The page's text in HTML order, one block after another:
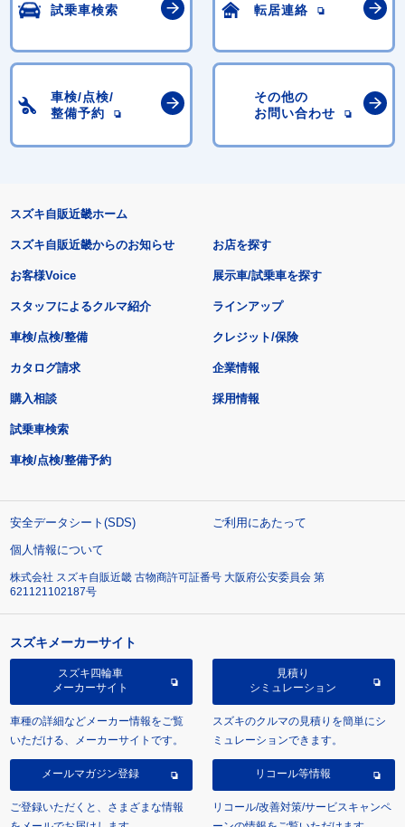
試乗車検索 転居連絡
車検/点検/
整備予約
その他の
お問い合わせ
スズキ自販近畿ホーム
スズキ自販近畿からのお知らせ
お客様Voice
スタッフによるクルマ紹介
お店を探す
展示車/試乗車を探す
ラインアップ
車検/点検/整備 クレジット/保険
カタログ請求
購入相談
試乗車検索
車検/点検/整備予約
企業情報
採用情報
安全データシート(SDS)
ご利用にあたって
個人情報について
株式会社 スズキ自販近畿 古物商許可証番号 大阪府公安委員会 第
621121102187号
スズキメーカーサイト
スズキ四輪車
メーカーサイト
車種の詳細などメーカー情報をご覧
いただける、メーカーサイトです。
見積り
シミュレーション
スズキのクルマの見積りを簡単にシ
ミュレーションできます。
メールマガジン登録
ご登録いただくと、さまざまな情報
リコール等情報
リコール/改善対策/サービスキャンペ